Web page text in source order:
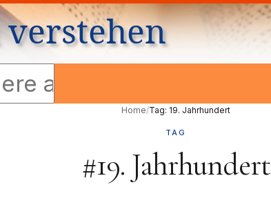
Home/Tag: 19. Jahrhundert
TAG
#19. Jahrhundert